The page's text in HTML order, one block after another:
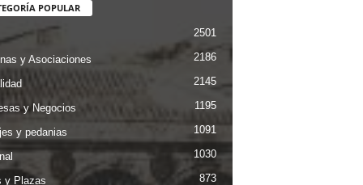
POPULAR
2501
y Asociaciones 2186
2145
y Negocios 1195
y pedanias 1091
1030
y Plazas 873